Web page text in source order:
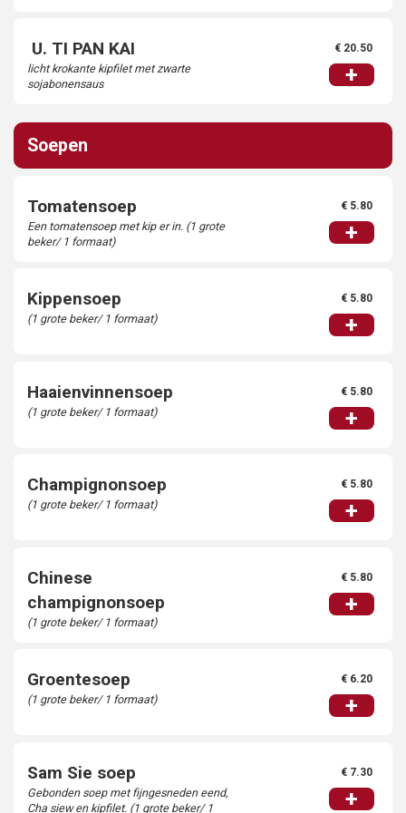
U. TI PAN KAI
licht krokante kipfilet met zwarte
sojabonensaus
€ 20.50
+
Soepen
Tomatensoep
Een tomatensoep met kip er in. (1 grote
beker/ 1 formaat)
€ 5.80
+
Kippensoep
(1 grote beker/ 1 formaat)
€ 5.80
+
Haaienvinnensoep
(1 grote beker/ 1 formaat)
€ 5.80
+
Champignonsoep
(1 grote beker/ 1 formaat)
€ 5.80
+
Chinese
champignonsoep
(1 grote beker/ 1 formaat)
€ 5.80
+
Groentesoep
(1 grote beker/ 1 formaat)
€ 6.20
+
Sam Sie soep
Gebonden soep met fijngesneden eend,
Cha siew en kipfilet. (1 grote beker/ 1
€ 7.30
+